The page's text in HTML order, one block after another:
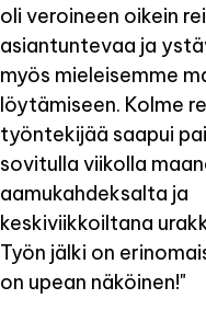
oli veroineen oikein
asiantuntevaa ja
myös mieleisemme
löytämiseen. Kolme
työntekijää saapui
sovitulla viikolla
aamukahdeksalta ja
keskiviikkoiltana
Työn jälki on
on upean näköinen!"